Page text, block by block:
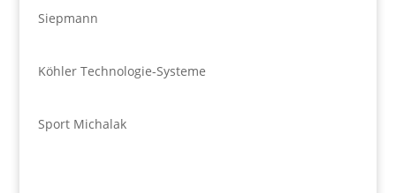
Siepmann
Köhler Technologie-Systeme
Sport Michalak